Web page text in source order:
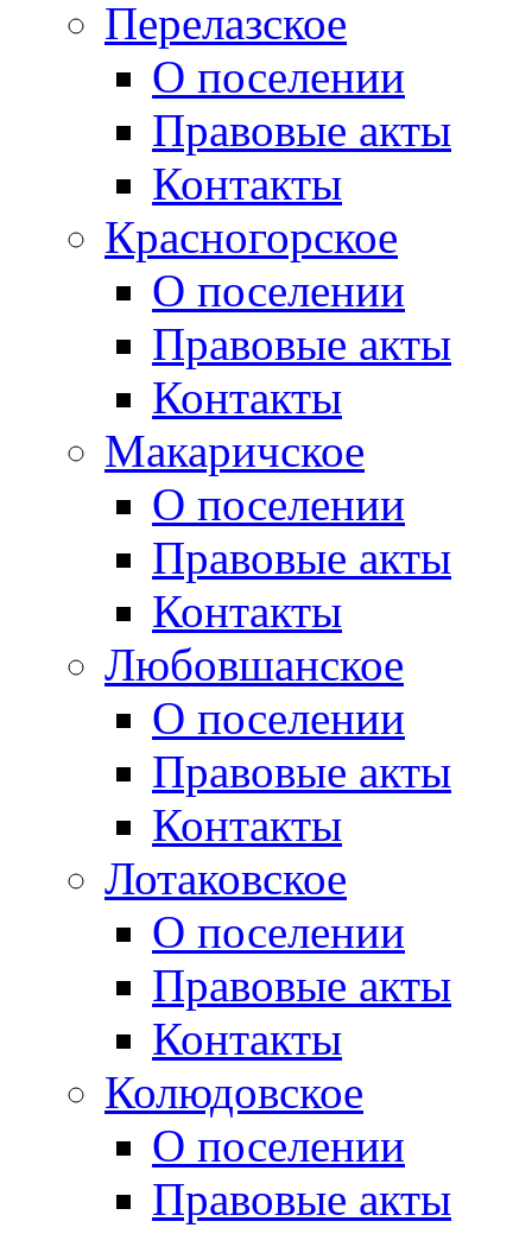
Перелазское
О поселении
Правовые акты
Контакты
Красногорское
О поселении
Правовые акты
Контакты
Макаричское
О поселении
Правовые акты
Контакты
Любовшанское
О поселении
Правовые акты
Контакты
Лотаковское
О поселении
Правовые акты
Контакты
Колюдовское
О поселении
Правовые акты